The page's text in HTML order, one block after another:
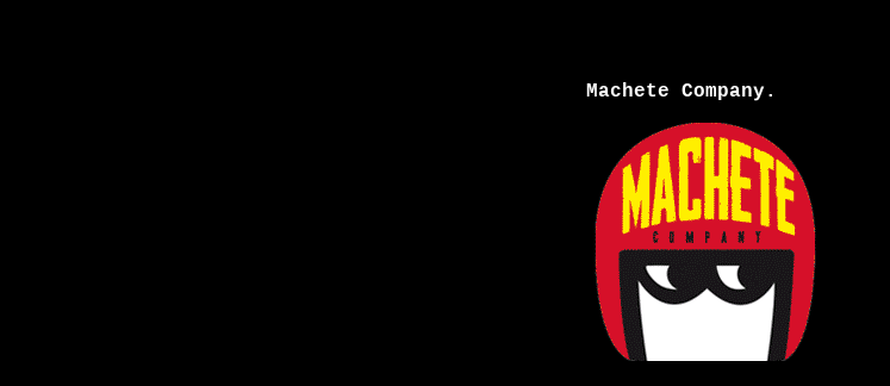
Machete Company.